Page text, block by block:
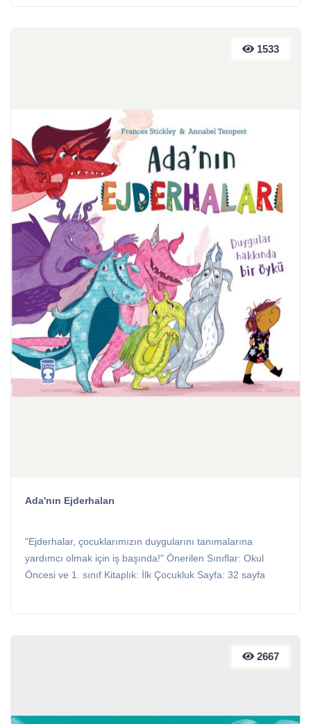
1533
1533
Ada'nın Ejderhaları
"Ejderhalar, çocuklarımızın duygularını tanımalarına
yardımcı olmak için iş başında!" Önerilen Sınıflar: Okul
Öncesi ve 1. sınıf Kitaplık: İlk Çocukluk Sayfa: 32 sayfa
2667
2667